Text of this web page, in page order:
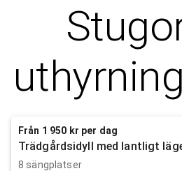
uthyrning
Från 1 950 kr per dag
Trädgårdsidyll med lantligt
8 sängplatser